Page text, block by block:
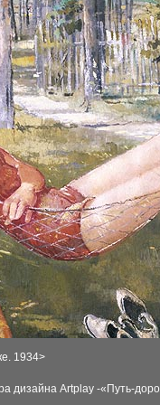
1934>
дизайна Artplay -«Путь-